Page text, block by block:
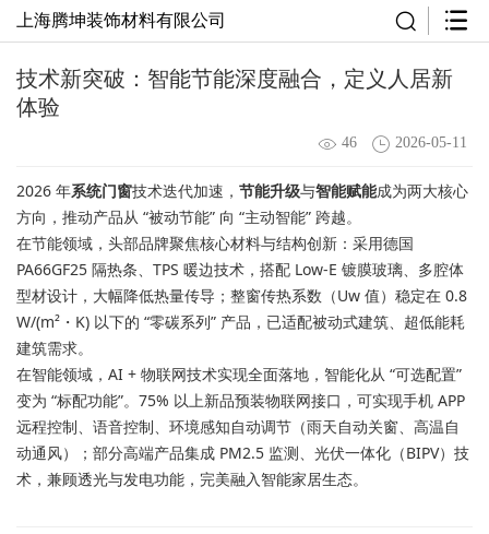
上海腾坤装饰材料有限公司
技术新突破：智能节能深度融合，定义人居新
体验
46 2026-05-11
2026 年系统门窗技术迭代加速， 节能升级与智能赋能成为两大核心
方向，推动产品从 “被动节能” 向 “主动智能” 跨越。
在节能领域，头部品牌聚焦核心材料与结构创新：采用德国
PA66GF25 隔热条、TPS 暖边技术，搭配 Low-E 镀膜玻璃、多腔体
型材设计，大幅降低热量传导；整窗传热系数（Uw 值）稳定在 0.8
W/(m²・K) 以下的 “零碳系列” 产品，已适配被动式建筑、超低能耗
建筑需求。
在智能领域，AI + 物联网技术实现全面落地，智能化从 “可选配置”
变为 “标配功能”。75% 以上新品预装物联网接口，可实现手机 APP
远程控制、语音控制、环境感知自动调节（雨天自动关窗、高温自
动通风）；部分高端产品集成 PM2.5 监测、光伏一体化（BIPV）技
术，兼顾透光与发电功能，完美融入智能家居生态。